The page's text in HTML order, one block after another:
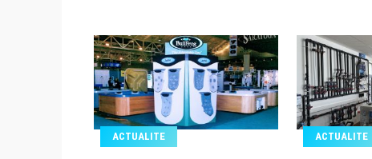
ACTUALITE ACTUALITE